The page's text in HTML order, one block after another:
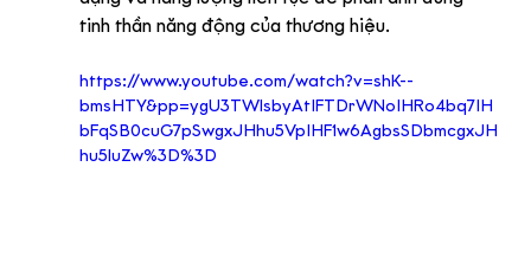
tinh thần năng động của thương hiệu.
https://www.youtube.com/watch?v=shK--
bmsHTY&pp=ygU3TWlsbyAtIFTDrWNoIHRo4bq7IH
bFqSB0cuG7pSwgxJHhu5VpIHF1w6AgbsSDbmcgxJH
hu5luZw%3D%3D